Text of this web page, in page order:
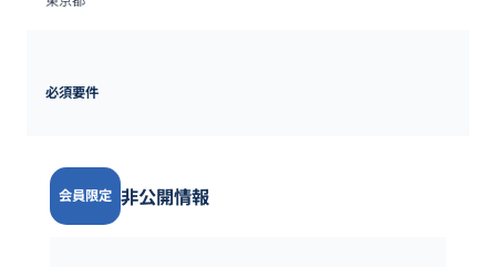
必須要件
会員限定 非公開情報